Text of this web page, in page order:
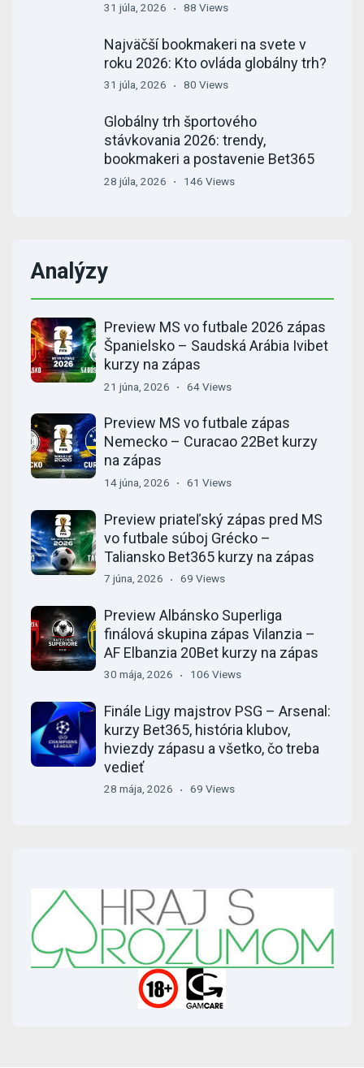
31 júla, 2026 88 Views
Najväčší bookmakeri na svete v
roku 2026: Kto ovláda globálny trh?
31 júla, 2026 80 Views
Globálny trh športového
stávkovania 2026: trendy,
bookmakeri a postavenie Bet365
28 júla, 2026 146 Views
Analýzy
Preview MS vo futbale 2026 zápas
Španielsko – Saudská Arábia Ivibet
kurzy na zápas
21 júna, 2026 64 Views
Preview MS vo futbale zápas
Nemecko – Curacao 22Bet kurzy
na zápas
14 júna, 2026 61 Views
Preview priateľský zápas pred MS
vo futbale súboj Grécko –
Taliansko Bet365 kurzy na zápas
7 júna, 2026 69 Views
Preview Albánsko Superliga
finálová skupina zápas Vilanzia –
AF Elbanzia 20Bet kurzy na zápas
30 mája, 2026 106 Views
Finále Ligy majstrov PSG – Arsenal:
kurzy Bet365, história klubov,
hviezdy zápasu a všetko, čo treba
vedieť
28 mája, 2026 69 Views